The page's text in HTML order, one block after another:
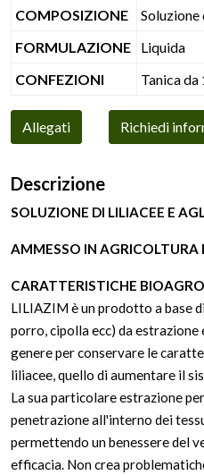
COMPOSIZIONE
Soluzione
FORMULAZIONE
Liquida
CONFEZIONI
Tanica da
Allegati Richiedi
Descrizione
SOLUZIONE DI LILIACEE E
AMMESSO IN AGRICOLTURA
CARATTERISTICHE
LILIAZIM è un prodotto a base
porro, cipolla ecc) da estrazione
genere per conservare le
liliacee, quello di aumentare il
La sua particolare estrazione
penetrazione all'interno dei
permettendo un benessere del
efficacia. Non crea